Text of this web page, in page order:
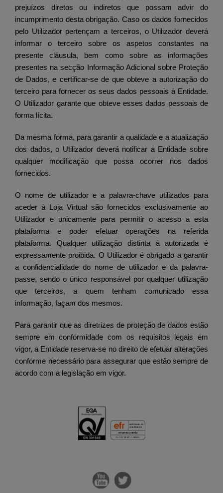
prejuízos diretos ou indiretos que possam advir do
incumprimento desta obrigação. Caso os dados fornecidos
pelo Utilizador pertençam a terceiros, o Utilizador deverá
informar o terceiro sobre os aspetos constantes na
presente cláusula, bem como sobre as informações
presentes na secção Informação Adicional sobre Proteção
de Dados, e certificar-se de que obteve a autorização do
terceiro para fornecer os seus dados pessoais à Entidade.
O Utilizador garante que obteve esses dados pessoais de
forma lícita.
Da mesma forma, para garantir a qualidade e a atualização
dos dados, o Utilizador deverá notificar a Entidade sobre
qualquer modificação que possa ocorrer nos dados
fornecidos.
O nome de utilizador e a palavra-chave utilizados para
aceder à Loja Virtual são fornecidos exclusivamente ao
Utilizador e unicamente para permitir o acesso a esta
plataforma e poder efetuar operações na referida
plataforma. Qualquer utilização distinta à autorizada é
expressamente proibida. O Utilizador é obrigado a garantir
a confidencialidade do nome de utilizador e da palavra-
passe, sendo o único responsável por qualquer utilização
que terceiros, a quem tenham comunicado essa
informação, façam dos mesmos.
Para garantir que as diretrizes de proteção de dados estão
sempre em conformidade com os requisitos legais em
vigor, a Entidade reserva-se no direito de efetuar alterações
conforme necessário para assegurar que estão sempre de
acordo com a legislação em vigor.